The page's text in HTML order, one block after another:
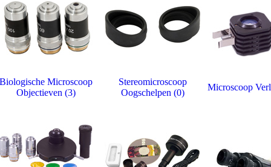
Biologische Microscoop
Objectieven (3)
Stereomicroscoop
Oogschelpen (0)
Microscoop